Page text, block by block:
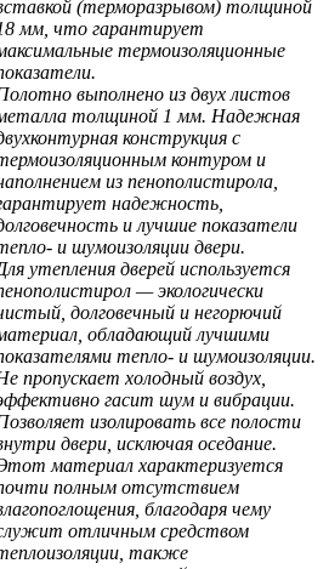
(терморазрывом) толщиной
мм, что гарантирует
термоизоляционные
выполнено из двух листов
толщиной 1 мм. Надежная
конструкция с
контуром и
из пенополистирола,
надежность,
и лучшие показатели
и шумоизоляции двери.
утепления дверей используется
— экологически
долговечный и негорючий
обладающий лучшими
тепло- и шумоизоляции.
пропускает холодный воздух,
гасит шум и вибрации.
изолировать все полости
двери, исключая оседание.
материал характеризуется
полным отсутствием
благодаря чему
отличным средством
также